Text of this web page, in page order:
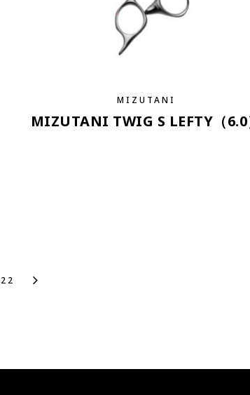
MIZUTANI
MIZUTANI TWIG S LEFTY（6.0
22